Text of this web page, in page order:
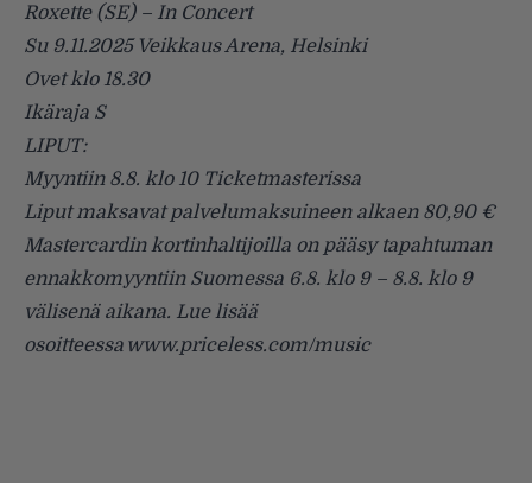
Roxette (SE) – In Concert
Su 9.11.2025 Veikkaus Arena, Helsinki
Ovet klo 18.30
Ikäraja S
LIPUT:
Myyntiin 8.8. klo 10 Ticketmasterissa
Liput maksavat palvelumaksuineen alkaen 80,90 €
Mastercardin kortinhaltijoilla on pääsy tapahtuman
ennakkomyyntiin Suomessa 6.8. klo 9 – 8.8. klo 9
välisenä aikana. Lue lisää
osoitteessa www.priceless.com/music